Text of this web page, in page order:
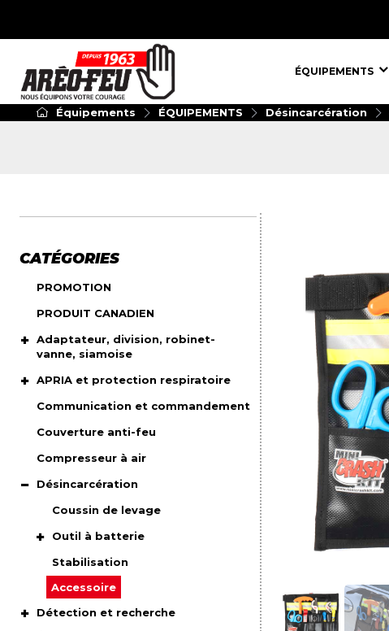
ÉQUIPEMENTS,
ÉQUIPEMENTS
Équipements ÉQUIPEMENTS Désincarcération
CATÉGORIES
PROMOTION
PRODUIT CANADIEN
Adaptateur, division, robinet-
vanne, siamoise
APRIA et protection respiratoire
Communication et commandement
Couverture anti-feu
Compresseur à air
Désincarcération
Coussin de levage
Outil à batterie
Stabilisation
Accessoire
Détection et recherche